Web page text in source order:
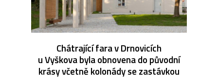
Chátrající fara v Drnovicích
u Vyškova byla obnovena do původní
krásy včetně kolonády se zastávkou